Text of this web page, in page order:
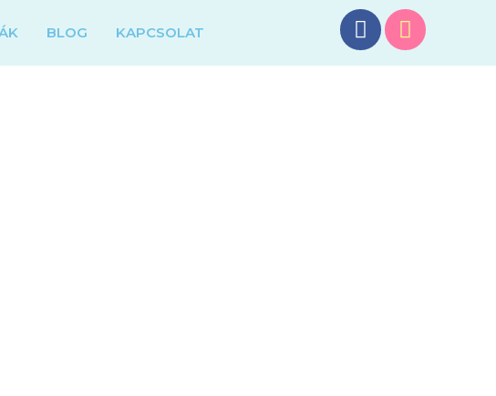
BLOG KAPCSOLAT